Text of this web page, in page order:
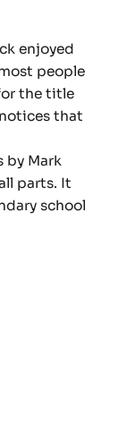
enjoyed
people
the title
that
by Mark
parts. It
school